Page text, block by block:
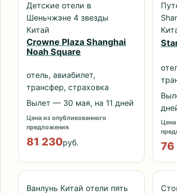
Детские отели в
Шеньчжэне 4 звезды
Китай
Crowne Plaza Shanghai
Noah Square
отель, авиабилет,
трансфер, страховка
Вылет — 30 мая, на 11 дней
Цена из опубликованного
предложения
81 230руб.
Цена
76
Ванлунь Китай отели пять